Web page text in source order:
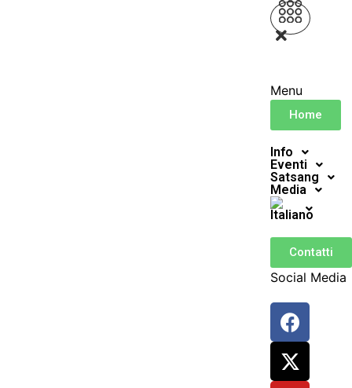
Menu
Home
Info
Eventi
Satsang
Media
Contatti
Social Media